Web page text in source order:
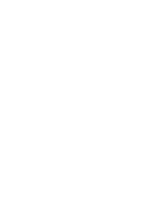
Odpadkový
Odpadkový
Odpadkový
Náhradní